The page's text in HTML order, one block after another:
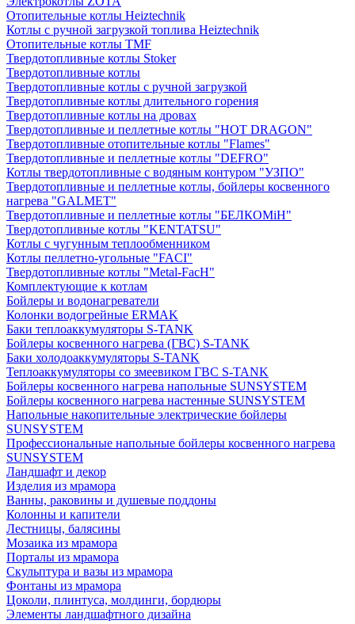
Отопительные котлы Heiztechnik
Котлы с ручной загрузкой топлива Heiztechnik
Отопительные котлы TMF
Твердотопливные котлы Stoker
Твердотопливные котлы
Твердотопливные котлы с ручной загрузкой
Твердотопливные котлы длительного горения
Твердотопливные котлы на дровах
Твердотопливные и пеллетные котлы "HOT DRAGON"
Твердотопливные отопительные котлы "Flames"
Твердотопливные и пеллетные котлы "DEFRO"
Котлы твердотопливные с водяным контуром "УЗПО"
Твердотопливные и пеллетные котлы, бойлеры косвенного
нагрева "GALMET"
Твердотопливные и пеллетные котлы "БЕЛКОМiН"
Твердотопливные котлы "KENTATSU"
Котлы с чугунным теплообменником
Котлы пеллетно-угольные "FACI"
Твердотопливные котлы "Metal-FacH"
Комплектующие к котлам
Бойлеры и водонагреватели
Колонки водогрейные ERMAK
Баки теплоаккумуляторы S-TANK
Бойлеры косвенного нагрева (ГВС) S-TANK
Баки холодоаккумуляторы S-TANK
Теплоаккумуляторы со змеевиком ГВС S-TANK
Бойлеры косвенного нагрева напольные SUNSYSTEM
Бойлеры косвенного нагрева настенные SUNSYSTEM
Напольные накопительные электрические бойлеры
SUNSYSTEM
Профессиональные напольные бойлеры косвенного нагрева
SUNSYSTEM
Ландшафт и декор
Изделия из мрамора
Ванны, раковины и душевые поддоны
Колонны и капители
Лестницы, балясины
Мозаика из мрамора
Порталы из мрамора
Скульптура и вазы из мрамора
Фонтаны из мрамора
Цоколи, плинтуса, молдинги, бордюры
Элементы ландшафтного дизайна